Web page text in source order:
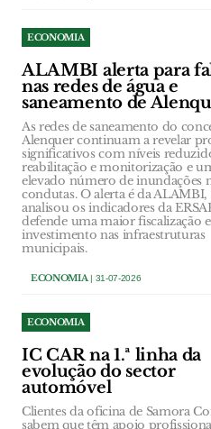
ECONOMIA
ALAMBI alerta para
nas redes de água e
saneamento de
As redes de saneamento do
Alenquer continuam a revelar
significativos com níveis
reabilitação e monitorização e
elevado número de inundações
condutas. O alerta é da ALAMBI,
analisou os indicadores da
defende uma maior fiscalização e
investimento nas infraestruturas
municipais.
ECONOMIA | 31-07-2026
ECONOMIA
IC CAR na 1.ª linha da
evolução do sector
automóvel
Clientes da oficina de Samora
sabem que têm apoio